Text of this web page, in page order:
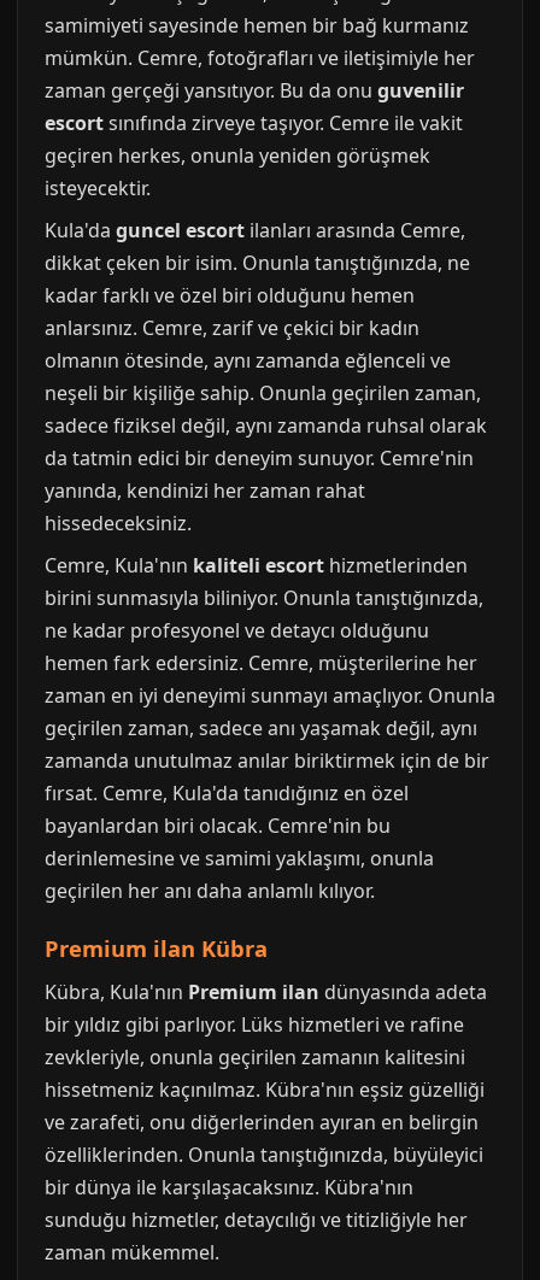
samimiyeti sayesinde hemen bir bağ kurmanız
mümkün. Cemre, fotoğrafları ve iletişimiyle her
zaman gerçeği yansıtıyor. Bu da onu guvenilir
escortsınıfında zirveye taşıyor. Cemre ile vakit
geçiren herkes, onunla yeniden görüşmek
isteyecektir.
Kula'da guncel escort ilanları arasında Cemre,
dikkat çeken bir isim. Onunla tanıştığınızda, ne
kadar farklı ve özel biri olduğunu hemen
anlarsınız. Cemre, zarif ve çekici bir kadın
olmanın ötesinde, aynı zamanda eğlenceli ve
neşeli bir kişiliğe sahip. Onunla geçirilen zaman,
sadece fiziksel değil, aynı zamanda ruhsal olarak
da tatmin edici bir deneyim sunuyor. Cemre'nin
yanında, kendinizi her zaman rahat
hissedeceksiniz.
Cemre, Kula'nın kaliteli escort hizmetlerinden
birini sunmasıyla biliniyor. Onunla tanıştığınızda,
ne kadar profesyonel ve detaycı olduğunu
hemen fark edersiniz. Cemre, müşterilerine her
zaman en iyi deneyimi sunmayı amaçlıyor. Onunla
geçirilen zaman, sadece anı yaşamak değil, aynı
zamanda unutulmaz anılar biriktirmek için de bir
fırsat. Cemre, Kula'da tanıdığınız en özel
bayanlardan biri olacak. Cemre'nin bu
derinlemesine ve samimi yaklaşımı, onunla
geçirilen her anı daha anlamlı kılıyor.
Premium ilan Kübra
Kübra, Kula'nın Premium ilan dünyasında adeta
bir yıldız gibi parlıyor. Lüks hizmetleri ve rafine
zevkleriyle, onunla geçirilen zamanın kalitesini
hissetmeniz kaçınılmaz. Kübra'nın eşsiz güzelliği
ve zarafeti, onu diğerlerinden ayıran en belirgin
özelliklerinden. Onunla tanıştığınızda, büyüleyici
bir dünya ile karşılaşacaksınız. Kübra'nın
sunduğu hizmetler, detaycılığı ve titizliğiyle her
zaman mükemmel.